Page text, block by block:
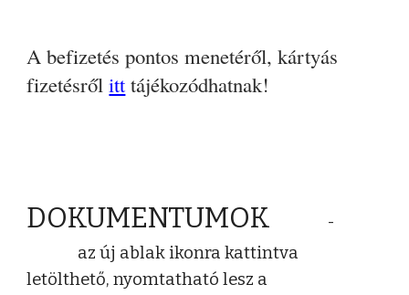
A befizetés pontos menetéről, kártyás
fizetésrőlitt tájékozódhatnak!
DOKUMENTUMOK
-
az új ablak ikonra kattintva
letölthető, nyomtatható lesz a